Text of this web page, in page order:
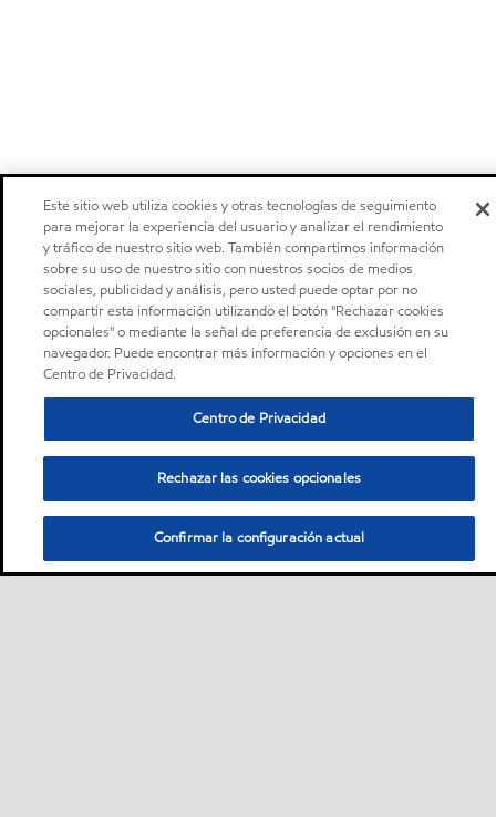
Este sitio web utiliza cookies y otras tecnologías de seguimiento
para mejorar la experiencia del usuario y analizar el rendimiento
y tráfico de nuestro sitio web. También compartimos información
sobre su uso de nuestro sitio con nuestros socios de medios
sociales, publicidad y análisis, pero usted puede optar por no
compartir esta información utilizando el botón "Rechazar cookies
opcionales" o mediante la señal de preferencia de exclusión en su
navegador. Puede encontrar más información y opciones en el
Centro de Privacidad.
Centro de Privacidad
Rechazar las cookies opcionales
Confirmar la configuración actual